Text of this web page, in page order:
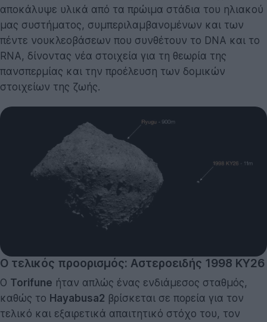
αποκάλυψε υλικά από τα πρώιμα στάδια του ηλιακού
μας συστήματος, συμπεριλαμβανομένων και των
πέντε νουκλεοβάσεων που συνθέτουν το DNA και το
RNA, δίνοντας νέα στοιχεία για τη θεωρία της
πανσπερμίας και την προέλευση των δομικών
στοιχείων της ζωής.
Ο τελικός προορισμός: Αστεροειδής 1998 KY26
Ο Torifune ήταν απλώς ένας ενδιάμεσος σταθμός,
καθώς το Hayabusa2 βρίσκεται σε πορεία για τον
τελικό και εξαιρετικά απαιτητικό στόχο του, τον